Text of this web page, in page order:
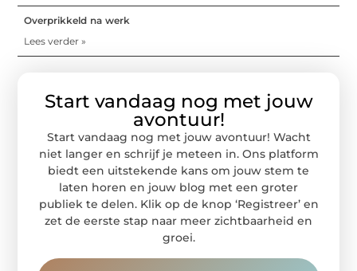
Overprikkeld na werk
Lees verder »
Start vandaag nog met jouw
avontuur!
Start vandaag nog met jouw avontuur! Wacht
niet langer en schrijf je meteen in. Ons platform
biedt een uitstekende kans om jouw stem te
laten horen en jouw blog met een groter
publiek te delen. Klik op de knop ‘Registreer’ en
zet de eerste stap naar meer zichtbaarheid en
groei.